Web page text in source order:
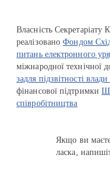
Власність Секретаріату
реалізованоФондом
питань електронного
міжнародної технічної
задля підзвітності
фінансової підтримки
співробітництва
Якщо ви
ласка,